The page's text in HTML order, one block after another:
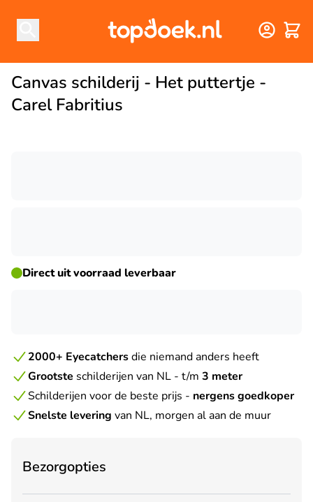
Canvas schilderij - Het puttertje -
Carel Fabritius
Direct uit voorraad leverbaar
2000+ Eyecatchersdie niemand anders heeft
Grootste schilderijen van NL - t/m 3 meter
Schilderijen voor de beste prijs - nergens goedkoper
Snelste levering van NL, morgen al aan de muur
Bezorgopties